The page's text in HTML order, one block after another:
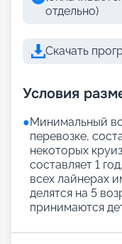
отдельно)
Скачать
Условия
●Минимальный
перевозке,
некоторых
составляет 1
всех лайнерах
делятся на 5
принимаются